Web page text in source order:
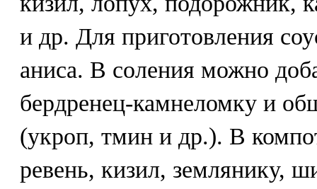
и др. Для приготовления
аниса. В соления можно
бердренец-камнеломку и
(укроп, тмин и др.). В
ревень, кизил, землянику,